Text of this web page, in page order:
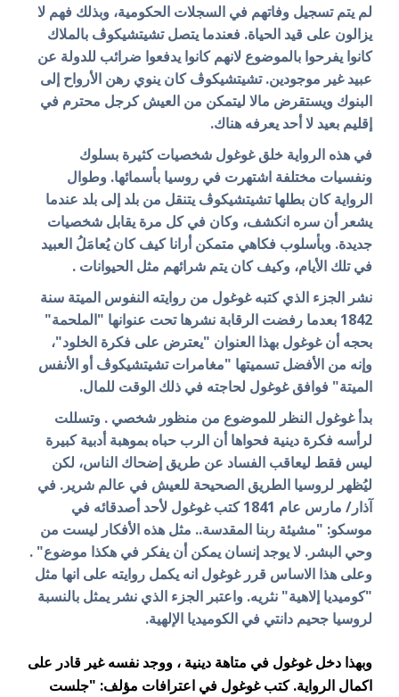
لم يتم تسجيل وفاتهم في السجلات الحكومية، وبذلك فهم لا
يزالون على قيد الحياة. فعندما يتصل تشيتشيكوڤ بالملاك
كانوا يفرحوا بالموضوع لانهم كانوا يدفعوا ضرائب للدولة عن
عبيد غير موجودين. تشيتشيكوڤ كان ينوي رهن الأرواح إلى
البنوك ويستقرض مالا ليتمكن من العيش كرجل محترم في
إقليم بعيد لا أحد يعرفه هناك.
في هذه الرواية خلق غوغول شخصيات كثيرة بسلوك
ونفسيات مختلفة اشتهرت في روسيا بأسمائها. وطوال
الرواية كان بطلها تشيتشيكوڤ يتنقل من بلد إلى بلد عندما
يشعر أن سره انكشف، وكان في كل مرة يقابل شخصيات
جديدة. وبأسلوب فكاهي متمكن أرانا كيف كان يُعامَلُ العبيد
في تلك الأيام، وكيف كان يتم شرائهم مثل الحيوانات .
نشر الجزء الذي كتبه غوغول من روايته النفوس الميتة سنة
1842 بعدما رفضت الرقابة نشرها تحت عنوانها "الملحمة"
بحجه أن غوغول بهذا العنوان "يعترض على فكرة الخلود"،
وإنه من الأفضل تسميتها "مغامرات تشيتشيكوڤ أو الأنفس
الميتة" فوافق غوغول لحاجته في ذلك الوقت للمال.
بدأ غوغول النظر للموضوع من منظور شخصي . وتسللت
لرأسه فكرة دينية فحواها أن الرب حباه بموهبة أدبية كبيرة
ليس فقط ليعاقب الفساد عن طريق إضحاك الناس، لكن
ليُظهر لروسيا الطريق الصحيحة للعيش في عالم شرير. في
آذار/ مارس عام 1841 كتب غوغول لأحد أصدقائه في
موسكو: "مشيئة ربنا المقدسة.. مثل هذه الأفكار ليست من
وحي البشر. لا يوجد إنسان يمكن أن يفكر في هكذا موضوع" .
وعلى هذا الاساس قرر غوغول انه يكمل روايته على انها مثل
"كوميديا إلاهية" نثريه. واعتبر الجزء الذي نشر يمثل بالنسبة
لروسيا جحيم دانتي في الكوميديا الإلهية.
وبهذا دخل غوغول في متاهة دينية ، ووجد نفسه غير قادر على
اكمال الرواية. كتب غوغول في اعترافات مؤلف: "جلست